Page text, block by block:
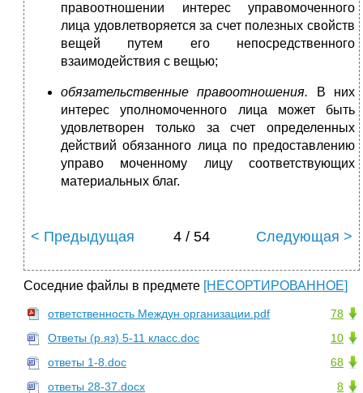
правоотношении интерес управомоченного
лица удовлетворяется за счет полезных свойств
вещей путем его непосредственного
взаимодействия с вещью;
обязательственные правоотношения. В них
интерес уполномоченного лица может быть
удовлетворен только за счет определенных
действий обязанного лица по предоставлению
управо моченному лицу соответствующих
материальных благ.
< Предыдущая 4 / 54 Следующая >
Соседние файлы в предмете [НЕСОРТИРОВАННОЕ]
78
ответственность Междун организации.pdf
10
Ответы (р.яз) 5-11 класс.doc
68
ответы 1-8.doc
8
ответы 28-37.docx